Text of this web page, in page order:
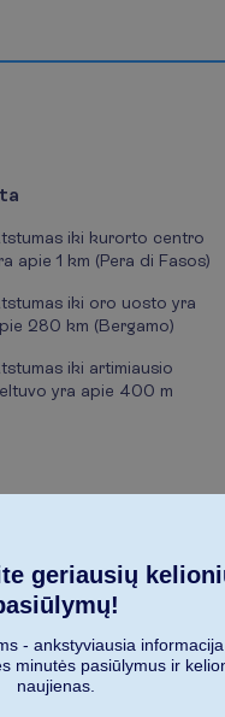
iki kurorto centro
apie 1 km (Pera di Fasos)
iki oro uosto yra
280 km (Bergamo)
iki artimiausio
yra apie 400 m
geriausių
- ankstyviausia
minutės pasiūlymus ir
naujienas.